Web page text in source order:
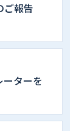
ご報告
ターを